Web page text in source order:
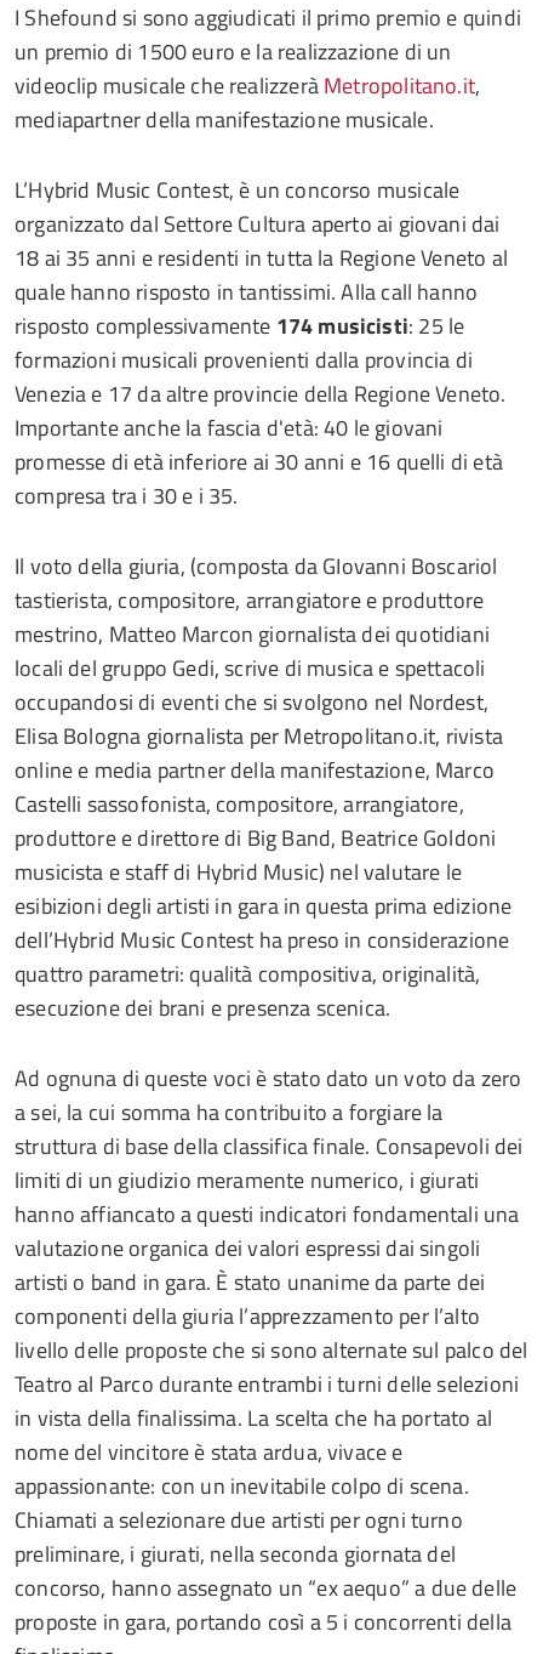
I Shefound si sono aggiudicati il primo premio e quindi
un premio di 1500 euro e la realizzazione di un
videoclip musicale che realizzeràMetropolitano.it,
mediapartner della manifestazione musicale.
L’Hybrid Music Contest, è un concorso musicale
organizzato dal Settore Cultura aperto ai giovani dai
18 ai 35 anni e residenti in tutta la Regione Veneto al
quale hanno risposto in tantissimi. Alla call hanno
risposto complessivamente 174 musicisti: 25 le
formazioni musicali provenienti dalla provincia di
Venezia e 17 da altre provincie della Regione Veneto.
Importante anche la fascia d'età: 40 le giovani
promesse di età inferiore ai 30 anni e 16 quelli di età
compresa tra i 30 e i 35.
Il voto della giuria, (composta da GIovanni Boscariol
tastierista, compositore, arrangiatore e produttore
mestrino, Matteo Marcon giornalista dei quotidiani
locali del gruppo Gedi, scrive di musica e spettacoli
occupandosi di eventi che si svolgono nel Nordest,
Elisa Bologna giornalista per Metropolitano.it, rivista
online e media partner della manifestazione, Marco
Castelli sassofonista, compositore, arrangiatore,
produttore e direttore di Big Band, Beatrice Goldoni
musicista e staff di Hybrid Music) nel valutare le
esibizioni degli artisti in gara in questa prima edizione
dell’Hybrid Music Contest ha preso in considerazione
quattro parametri: qualità compositiva, originalità,
esecuzione dei brani e presenza scenica.
Ad ognuna di queste voci è stato dato un voto da zero
a sei, la cui somma ha contribuito a forgiare la
struttura di base della classifica finale. Consapevoli dei
limiti di un giudizio meramente numerico, i giurati
hanno affiancato a questi indicatori fondamentali una
valutazione organica dei valori espressi dai singoli
artisti o band in gara. È stato unanime da parte dei
componenti della giuria l’apprezzamento per l’alto
livello delle proposte che si sono alternate sul palco del
Teatro al Parco durante entrambi i turni delle selezioni
in vista della finalissima. La scelta che ha portato al
nome del vincitore è stata ardua, vivace e
appassionante: con un inevitabile colpo di scena.
Chiamati a selezionare due artisti per ogni turno
preliminare, i giurati, nella seconda giornata del
concorso, hanno assegnato un “ex aequo” a due delle
proposte in gara, portando così a 5 i concorrenti della